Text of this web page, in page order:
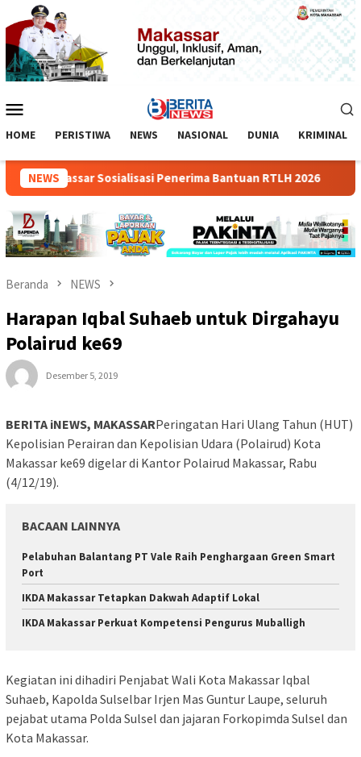
Loncat
ke
konten
Mobile
HOME PERISTIWA NEWS NASIONAL DUNIA KRIMINAL
NEWS
Makassar Sosialisasi Penerima Bantuan RTLH 2026
Beranda NEWS
Harapan Iqbal Suhaeb untuk Dirgahayu
Polairud ke69
Desember 5, 2019
BERITA iNEWS, MAKASSARPeringatan Hari Ulang Tahun (HUT)
Kepolisian Perairan dan Kepolisian Udara (Polairud) Kota
Makassar ke69 digelar di Kantor Polairud Makassar, Rabu
(4/12/19).
BACAAN LAINNYA
Pelabuhan Balantang PT Vale Raih Penghargaan Green Smart
Port
IKDA Makassar Tetapkan Dakwah Adaptif Lokal
IKDA Makassar Perkuat Kompetensi Pengurus Muballigh
Kegiatan ini dihadiri Penjabat Wali Kota Makassar Iqbal
Suhaeb, Kapolda Sulselbar Irjen Mas Guntur Laupe, seluruh
pejabat utama Polda Sulsel dan jajaran Forkopimda Sulsel dan
Kota Makassar.